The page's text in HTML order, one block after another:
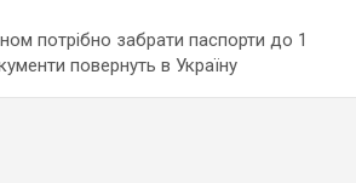
потрібно забрати паспорти до 1
повернуть в Україну